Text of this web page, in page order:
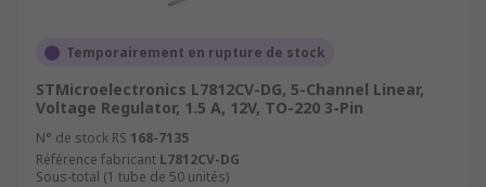
automotive applications.
Temporairement en rupture de stock
STMicroelectronics L7812CV-DG, 5-Channel Linear,
Voltage Regulator, 1.5 A, 12V, TO-220 3-Pin
N° de stock RS 168-7135
Référence fabricant L7812CV-DG
Sous-total (1 tube de 50 unités)